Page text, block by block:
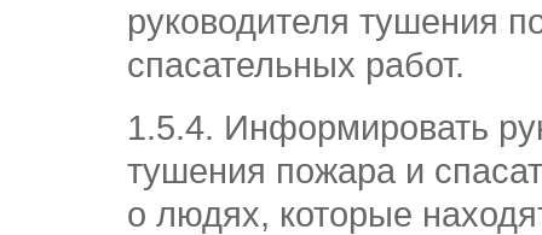
руководителя тушения
спасательных работ.
1.5.4. Информировать
тушения пожара и
о людях, которые